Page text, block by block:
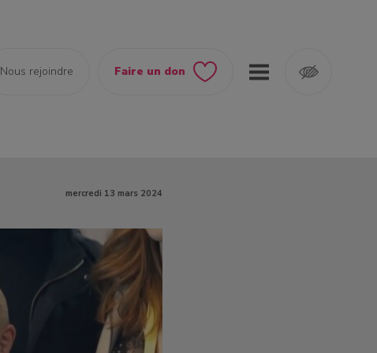
Nous rejoindre Faire un don
mercredi 13 mars 2024